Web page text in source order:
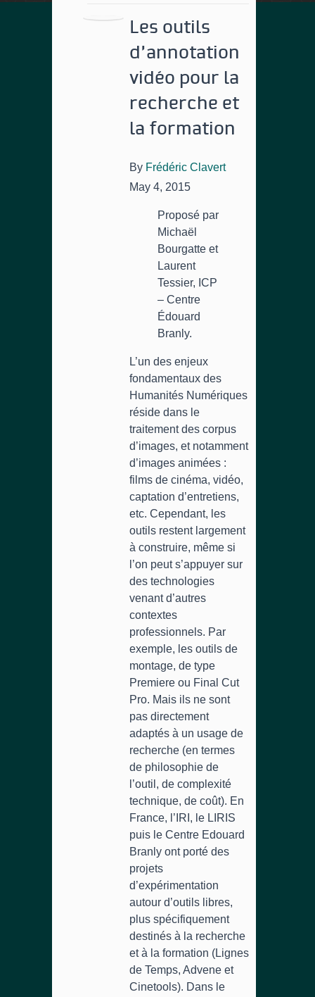
Les outils
d’annotation
vidéo pour la
recherche et
la formation
By Frédéric Clavert
May 4, 2015
Proposé par
Michaël
Bourgatte et
Laurent
Tessier, ICP
– Centre
Édouard
Branly.
L’un des enjeux
fondamentaux des
Humanités Numériques
réside dans le
traitement des corpus
d’images, et notamment
d’images animées :
films de cinéma, vidéo,
captation d’entretiens,
etc. Cependant, les
outils restent largement
à construire, même si
l’on peut s’appuyer sur
des technologies
venant d’autres
contextes
professionnels. Par
exemple, les outils de
montage, de type
Premiere ou Final Cut
Pro. Mais ils ne sont
pas directement
adaptés à un usage de
recherche (en termes
de philosophie de
l’outil, de complexité
technique, de coût). En
France, l’IRI, le LIRIS
puis le Centre Edouard
Branly ont porté des
projets
d’expérimentation
autour d’outils libres,
plus spécifiquement
destinés à la recherche
et à la formation (Lignes
de Temps, Advene et
Cinetools). Dans le